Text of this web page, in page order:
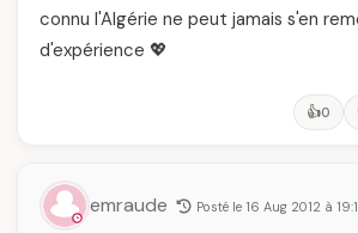
connu l'Algérie ne peut jamais s'en
d'expérience 💖
👍0
emraude Posté le 16 Aug 2012 à